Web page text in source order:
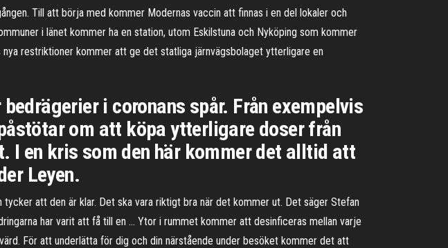
Till att börja med kommer Modernas vaccin att finnas i en del lokaler och
i länet kommer ha en station, utom Eskilstuna och Nyköping som kommer
restriktioner kommer att ge det statliga järnvägsbolaget ytterligare en
i coronans spår. Från exempelvis
om att köpa ytterligare doser från
I en kris som den här kommer det alltid att
Leyen.
att den är klar. Det ska vara riktigt bra när det kommer ut. Det säger Stefan
har varit att få till en … Ytor i rummet kommer att desinficeras mellan varje
För att underlätta för dig och din närstående under besöket kommer det att